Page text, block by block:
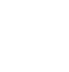
Mame